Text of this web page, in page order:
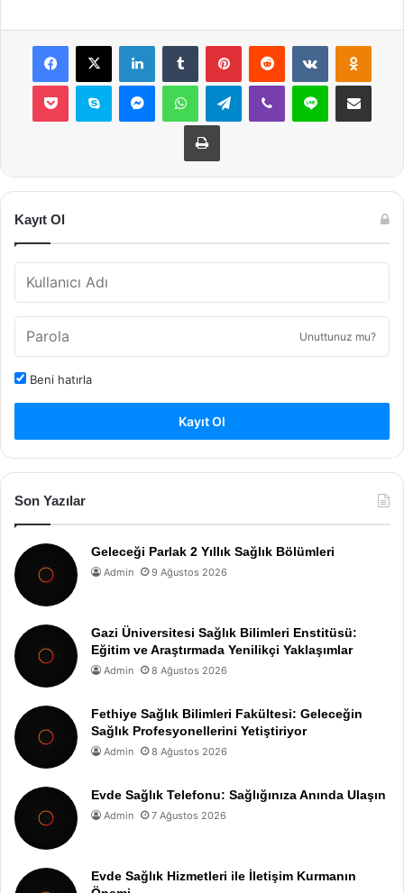
Facebook
X LinkedInTumblr PinterestReddit VKontakte
Pocket Skype MessengerWhatsAppTelegramViber Line E-Posta ile
Yazdır
Kayıt Ol
Unuttunuz mu?
Beni hatırla
Kayıt Ol
Son Yazılar
Geleceği Parlak 2 Yıllık Sağlık Bölümleri
Admin 9 Ağustos 2026
Gazi Üniversitesi Sağlık Bilimleri Enstitüsü:
Eğitim ve Araştırmada Yenilikçi Yaklaşımlar
Admin 8 Ağustos 2026
Fethiye Sağlık Bilimleri Fakültesi: Geleceğin
Sağlık Profesyonellerini Yetiştiriyor
Admin 8 Ağustos 2026
Evde Sağlık Telefonu: Sağlığınıza Anında Ulaşın
Admin 7 Ağustos 2026
Evde Sağlık Hizmetleri ile İletişim Kurmanın